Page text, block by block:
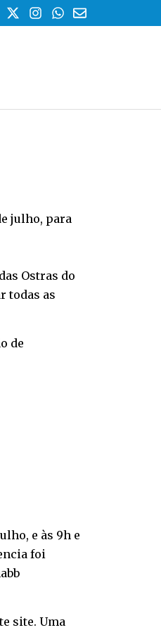
julho, para
Ostras do
todas as
de
e às 9h e
foi
site. Uma